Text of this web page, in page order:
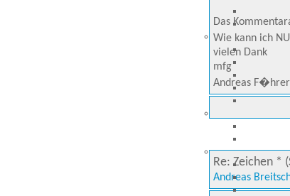
Das
Wie kann ich
vielen Dank
mfg
Andreas F�hrer
Re: Zeichen *
Andreas